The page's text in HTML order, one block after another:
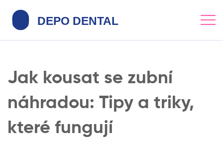
Jak kousat se zubní
náhradou: Tipy a triky,
které fungují